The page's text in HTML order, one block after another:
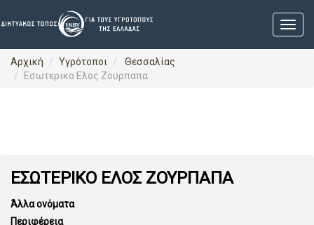
Αρχική Υγρότοποι
Θεσσαλίας
Εσωτερικο Ελος Ζουρπαπα
ΕΣΩΤΕΡΙΚΟ ΕΛΟΣ ΖΟΥΡΠΑΠΑ
Άλλα ονόματα
Περιφέρεια